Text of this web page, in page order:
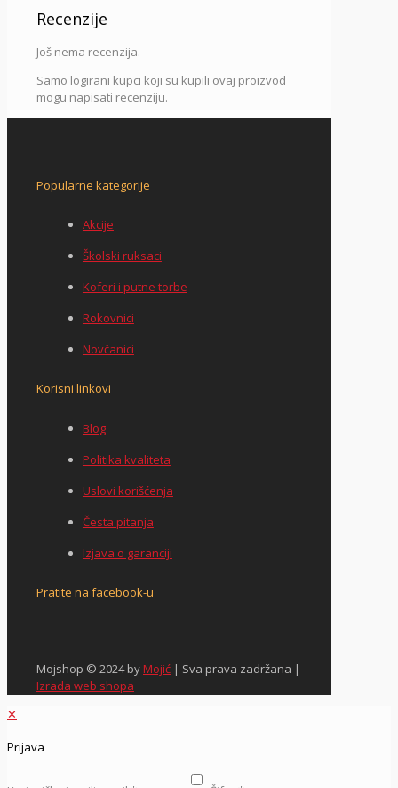
Recenzije
Još nema recenzija.
Samo logirani kupci koji su kupili ovaj proizvod
mogu napisati recenziju.
Popularne kategorije
Akcije
Školski ruksaci
Koferi i putne torbe
Rokovnici
Novčanici
Korisni linkovi
Blog
Politika kvaliteta
Uslovi korišćenja
Česta pitanja
Izjava o garanciji
Pratite na facebook-u
Mojshop © 2024 byMojić | Sva prava zadržana |
Izrada web shopa
✕
Prijava